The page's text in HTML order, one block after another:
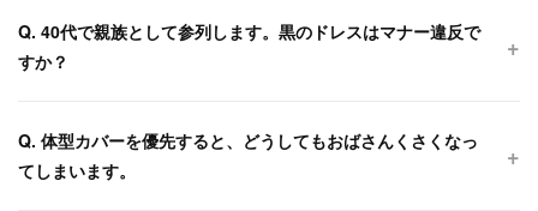
Q. 40代で親族として参列します。黒のドレスはマナー違反で
すか？
Q. 体型カバーを優先すると、どうしてもおばさんくさくなっ
てしまいます。